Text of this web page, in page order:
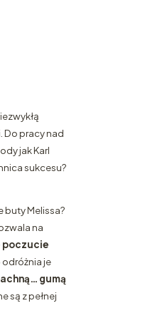
Do pracy nad
jak Karl
sukcesu?
buty Melissa?
na
poczucie
odróżnia je
gumą
są z pełnej